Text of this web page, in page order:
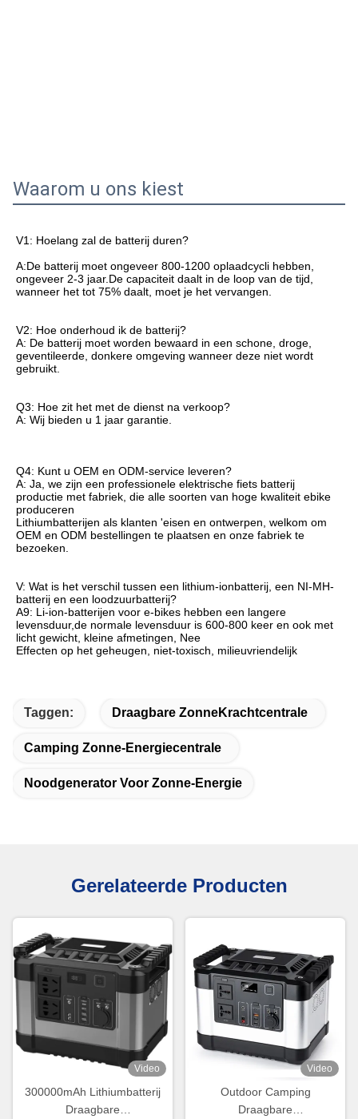
Waarom u ons kiest
V1: Hoelang zal de batterij duren?
A:De batterij moet ongeveer 800-1200 oplaadcycli hebben,
ongeveer 2-3 jaar.De capaciteit daalt in de loop van de tijd,
wanneer het tot 75% daalt, moet je het vervangen.
V2: Hoe onderhoud ik de batterij?
A: De batterij moet worden bewaard in een schone, droge,
geventileerde, donkere omgeving wanneer deze niet wordt
gebruikt.
Q3: Hoe zit het met de dienst na verkoop?
A: Wij bieden u 1 jaar garantie.
Q4: Kunt u OEM en ODM-service leveren?
A: Ja, we zijn een professionele elektrische fiets batterij
productie met fabriek, die alle soorten van hoge kwaliteit ebike
produceren
Lithiumbatterijen als klanten 'eisen en ontwerpen, welkom om
OEM en ODM bestellingen te plaatsen en onze fabriek te
bezoeken.
V: Wat is het verschil tussen een lithium-ionbatterij, een NI-MH-
batterij en een loodzuurbatterij?
A9: Li-ion-batterijen voor e-bikes hebben een langere
levensduur,de normale levensduur is 600-800 keer en ook met
licht gewicht, kleine afmetingen, Nee
Effecten op het geheugen, niet-toxisch, milieuvriendelijk
Taggen: Draagbare ZonneKrachtcentrale
Camping Zonne-Energiecentrale
Noodgenerator Voor Zonne-Energie
Gerelateerde Producten
Video
300000mAh Lithiumbatterij
Draagbare
Video
Outdoor Camping
Draagbare